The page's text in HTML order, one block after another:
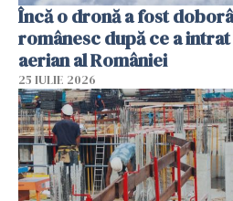
Încă o dronă a fost
românesc după ce a
aerian al României
25 IULIE 2026